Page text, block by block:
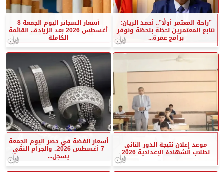
”راحة المعتمر أولًا”.. أحمد الريان:
نتابع المعتمرين لحظة بلحظة ونوفر
برامج عمرة...
أسعار السجائر اليوم الجمعة 8
أغسطس 2026 بعد الزيادة.. القائمة
الكاملة
موعد إعلان نتيجة الدور الثاني
لطلاب الشهادة الإعدادية 2026
أسعار الفضة في مصر اليوم الجمعة
7 أغسطس 2026.. والجرام النقي
يسجل...